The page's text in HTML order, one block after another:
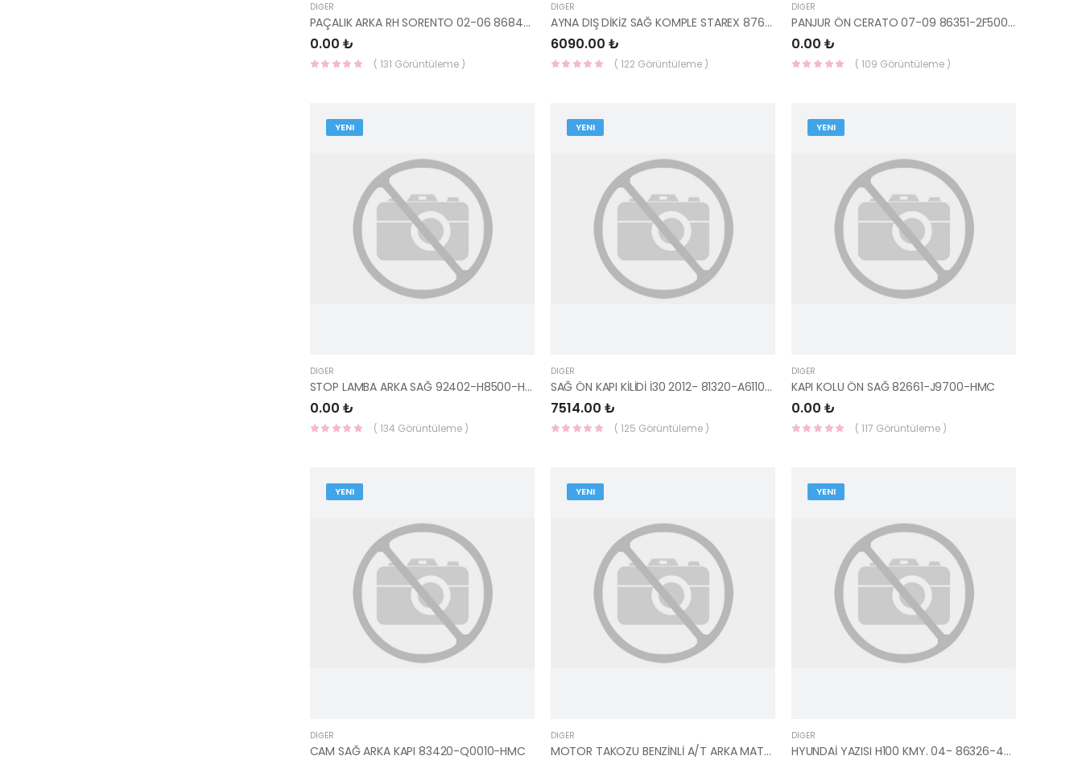
DIĞER
PAÇALIK ARKA RH SORENTO 02-06 86842-3E010-HMC
0.00 ₺
( 131 Görüntüleme )
DIĞER
AYNA DIŞ DİKİZ SAĞ KOMPLE STAREX 87620-4A510-HMC
6090.00 ₺
( 122 Görüntüleme )
DIĞER
PANJUR ÖN CERATO 07-09 86351-2F500-HMC
0.00 ₺
( 109 Görüntüleme )
YENI
DIĞER
STOP LAMBA ARKA SAĞ 92402-H8500-HMC
0.00 ₺
( 134 Görüntüleme )
YENI
DIĞER
SAĞ ÖN KAPI KİLİDİ İ30 2012- 81320-A6110-HMC
7514.00 ₺
( 125 Görüntüleme )
YENI
DIĞER
KAPI KOLU ÖN SAĞ 82661-J9700-HMC
0.00 ₺
( 117 Görüntüleme )
YENI
DIĞER
CAM SAĞ ARKA KAPI 83420-Q0010-HMC
YENI
DIĞER
MOTOR TAKOZU BENZİNLİ A/T ARKA MATRİX 06-11 21930-17050-KORE
YENI
DIĞER
HYUNDAİ YAZISI H100 KMY. 04- 86326-4F000-HMC